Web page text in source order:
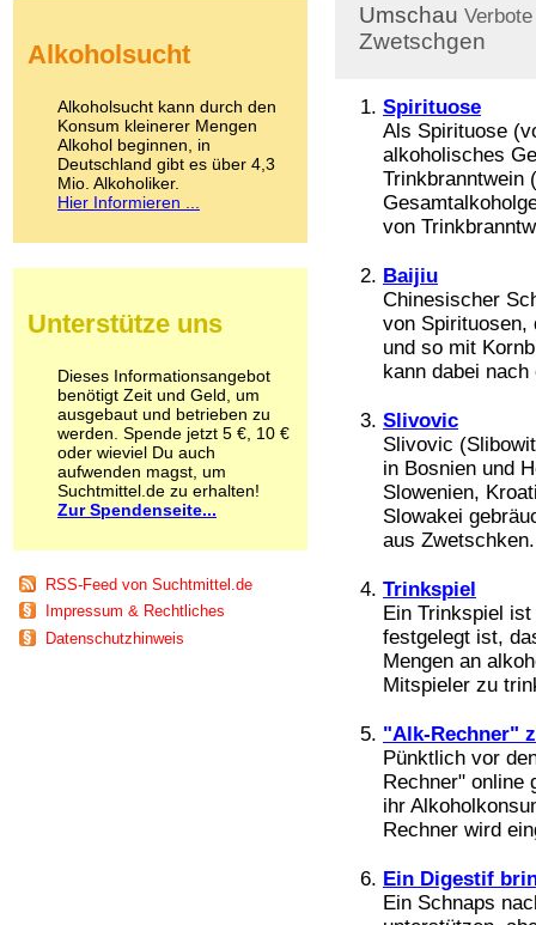
Umschau Verbote
Zwetschgen
Spirituose
Als Spirituose
alkoholisches
Trinkbranntwein
von
Baijiu
Chinesischer
von Spirituosen,
und so mit
kann dabei
Slivovic
Slivovic
in Bosnien und
Slowenien,
Slowakei
aus
Trinkspiel
Ein Trinkspiel
festgelegt ist,
Mengen an
Mitspieler zu
"Alk-Rechner"
Pünktlich vor
Rechner" online
ihr
Rechner wird
Ein Digestif
Ein Schnaps
Kokain
LSD
Marihuana
Medikamente
Meskalin
Metamphetamin
Methadon
Pilze
Psychopharmaka
Schlafmittel
Schmerzmittel
Schnüffelstoffe
Spice
Sucht / Süchte
Alkoholsucht
Co-Abhängigkeit
Computersucht
Ess-Brechsucht
Essstörungen
Fernsehsucht
Alkoholsucht
Alkoholsucht kann durch den
Konsum kleinerer Mengen
Alkohol beginnen, in
Deutschland gibt es über 4,3
Mio. Alkoholiker.
Hier Informieren ...
Unterstütze uns
Dieses Informationsangebot
benötigt Zeit und Geld, um
ausgebaut und betrieben zu
werden. Spende jetzt 5 €, 10 €
oder wieviel Du auch
aufwenden magst, um
Suchtmittel.de zu erhalten!
Zur Spendenseite...
RSS-Feed von Suchtmittel.de
Impressum & Rechtliches
Datenschutzhinweis